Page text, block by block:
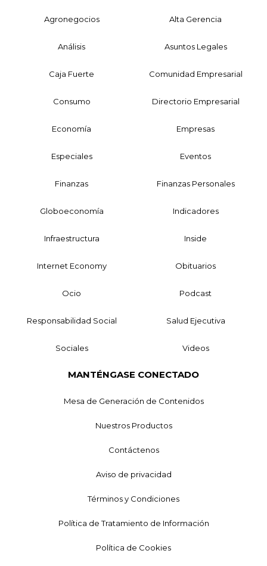
Agronegocios Alta Gerencia
Análisis Asuntos Legales
Caja Fuerte Comunidad Empresarial
Consumo Directorio Empresarial
Economía Empresas
Especiales Eventos
Finanzas Finanzas Personales
Globoeconomía Indicadores
Infraestructura Inside
Internet Economy Obituarios
Ocio Podcast
Responsabilidad Social Salud Ejecutiva
Sociales Videos
MANTÉNGASE CONECTADO
Mesa de Generación de Contenidos
Nuestros Productos
Contáctenos
Aviso de privacidad
Términos y Condiciones
Política de Tratamiento de Información
Política de Cookies